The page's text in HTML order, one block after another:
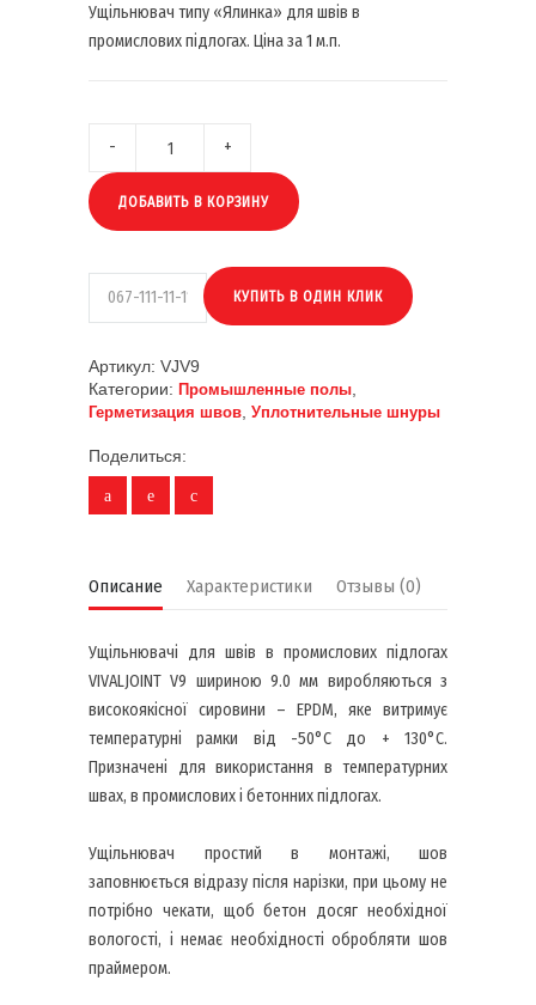
Ущільнювач типу «Ялинка» для швів в
промислових підлогах. Ціна за 1 м.п.
ДОБАВИТЬ В КОРЗИНУ
Артикул: VJV9
Категории: Промышленные полы
Герметизация швов Уплотнительные шнуры
Поделиться:
Описание Характеристики Отзывы (0)
Ущільнювачі для швів в промислових підлогах
VIVALJOINT V9 шириною 9.0 мм виробляються з
високоякісної сировини – EPDM, яке витримує
температурні рамки від -50°C до + 130°C.
Призначені для використання в температурних
швах, в промислових і бетонних підлогах.
Ущільнювач простий в монтажі, шов
заповнюється відразу після нарізки, при цьому не
потрібно чекати, щоб бетон досяг необхідної
вологості, і немає необхідності обробляти шов
праймером.